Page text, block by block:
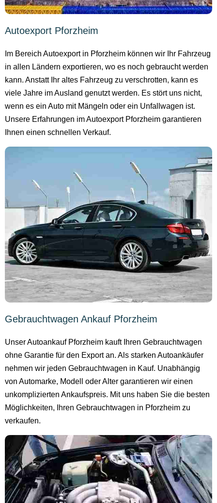
Autoexport Pforzheim
Im Bereich Autoexport in Pforzheim können wir Ihr Fahrzeug
in allen Ländern exportieren, wo es noch gebraucht werden
kann. Anstatt Ihr altes Fahrzeug zu verschrotten, kann es
viele Jahre im Ausland genutzt werden. Es stört uns nicht,
wenn es ein Auto mit Mängeln oder ein Unfallwagen ist.
Unsere Erfahrungen im Autoexport Pforzheim garantieren
Ihnen einen schnellen Verkauf.
Gebrauchtwagen Ankauf Pforzheim
Unser Autoankauf Pforzheim kauft Ihren Gebrauchtwagen
ohne Garantie für den Export an. Als starken Autoankäufer
nehmen wir jeden Gebrauchtwagen in Kauf. Unabhängig
von Automarke, Modell oder Alter garantieren wir einen
unkomplizierten Ankaufspreis. Mit uns haben Sie die besten
Möglichkeiten, Ihren Gebrauchtwagen in Pforzheim zu
verkaufen.